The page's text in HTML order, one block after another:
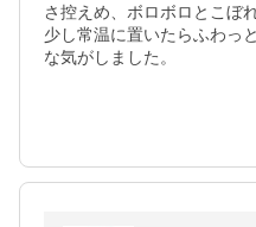
さ控えめ、ボロボロとこぼ
少し常温に置いたらふわっ
な気がしました。